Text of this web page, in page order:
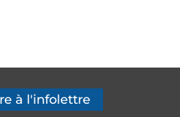
à l'infolettre